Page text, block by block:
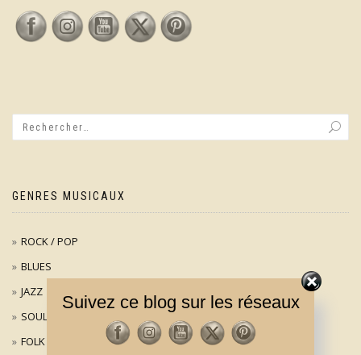
GENRES MUSICAUX
ROCK / POP
BLUES
JAZZ
SOUL
FOLK
Suivez ce blog sur les réseaux